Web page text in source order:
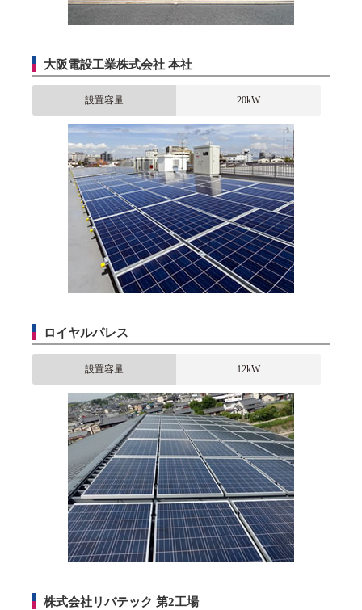
大阪電設工業株式会社 本社
設置容量 20kW
ロイヤルパレス
設置容量 12kW
株式会社リバテック 第2工場